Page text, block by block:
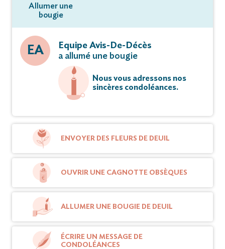
Allumer une
bougie
EA
Equipe Avis-De-Décès
a allumé une bougie
Nous vous adressons nos
sincères condoléances.
ENVOYER DES FLEURS DE DEUIL
OUVRIR UNE CAGNOTTE OBSÈQUES
ALLUMER UNE BOUGIE DE DEUIL
ÉCRIRE UN MESSAGE DE
CONDOLÉANCES